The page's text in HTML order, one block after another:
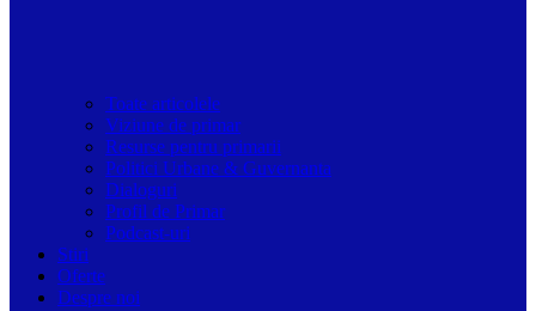
Toate articolele
Viziune de primar
Resurse pentru primarii
Politici Urbane & Guvernanta
Dialoguri
Profil de Primar
Podcast-uri
Stiri
Oferte
Despre noi